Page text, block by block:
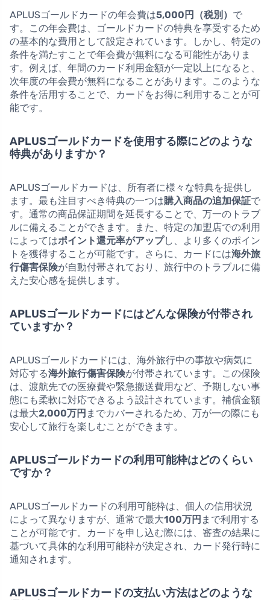
APLUSゴールドカードの年会費は5,000円（税別） で
す。この年会費は、ゴールドカードの特典を享受するため
の基本的な費用として設定されています。しかし、特定の
条件を満たすことで年会費が無料になる可能性がありま
す。例えば、年間のカード利用金額が一定以上になると、
次年度の年会費が無料になることがあります。このような
条件を活用することで、カードをお得に利用することが可
能です。
APLUSゴールドカードを使用する際にどのような
特典がありますか？
APLUSゴールドカードは、所有者に様々な特典を提供し
ます。最も注目すべき特典の一つは購入商品の追加保証で
す。通常の商品保証期間を延長することで、万一のトラブ
ルに備えることができます。また、特定の加盟店での利用
によってはポイント還元率がアップし、より多くのポイン
トを獲得することが可能です。さらに、カードには海外旅
行傷害保険が自動付帯されており、旅行中のトラブルに備
えた安心感を提供します。
APLUSゴールドカードにはどんな保険が付帯され
ていますか？
APLUSゴールドカードには、海外旅行中の事故や病気に
対応する海外旅行傷害保険が付帯されています。この保険
は、渡航先での医療費や緊急搬送費用など、予期しない事
態にも柔軟に対応できるよう設計されています。補償金額
は最大2,000万円 までカバーされるため、万が一の際にも
安心して旅行を楽しむことができます。
APLUSゴールドカードの利用可能枠はどのくらい
ですか？
APLUSゴールドカードの利用可能枠は、個人の信用状況
によって異なりますが、通常で最大100万円 まで利用する
ことが可能です。カードを申し込む際には、審査の結果に
基づいて具体的な利用可能枠が決定され、カード発行時に
通知されます。
APLUSゴールドカードの支払い方法はどのような